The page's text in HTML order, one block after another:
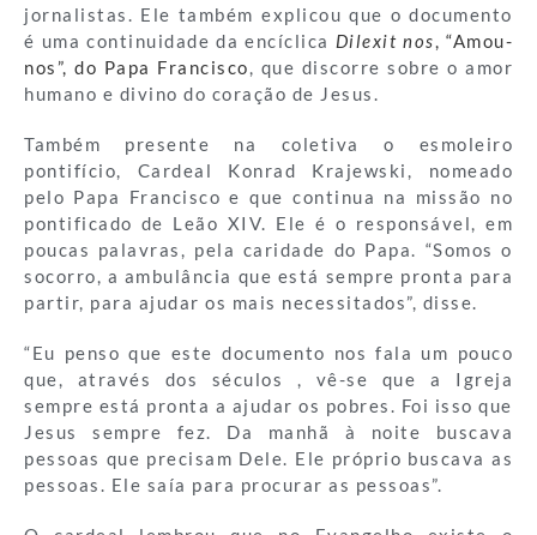
jornalistas. Ele também explicou que o documento
é uma continuidade da encíclica Dilexit nos, “Amou-
nos”, do Papa Francisco, que discorre sobre o amor
humano e divino do coração de Jesus.
Também presente na coletiva o esmoleiro
pontifício, Cardeal Konrad Krajewski, nomeado
pelo Papa Francisco e que continua na missão no
pontificado de Leão XIV. Ele é o responsável, em
poucas palavras, pela caridade do Papa. “Somos o
socorro, a ambulância que está sempre pronta para
partir, para ajudar os mais necessitados”, disse.
“Eu penso que este documento nos fala um pouco
que, através dos séculos , vê-se que a Igreja
sempre está pronta a ajudar os pobres. Foi isso que
Jesus sempre fez. Da manhã à noite buscava
pessoas que precisam Dele. Ele próprio buscava as
pessoas. Ele saía para procurar as pessoas”.